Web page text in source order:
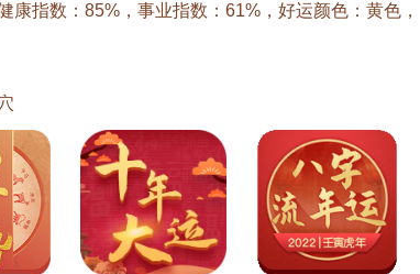
康指数：85%，事业指数：61%，好运颜色：黄色，